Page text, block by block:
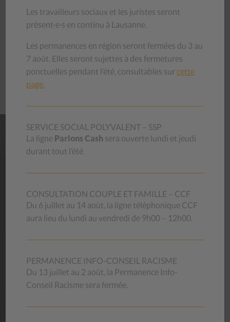
Convention d'Istanbul, mesures de mise en oeuvre
NOSMAGASINS
Habits, livres, bibelots, meubles, vaisselle… venez découvrir
se renouvelle chaque jour.
En achetant au CSP, vous contribuez à aider des personnes
en difficulté et vous donnez une deuxième vie aux objets,
Découvrez nos magasins
Les travailleurs sociaux et les juristes seront
présent·e·s en continu à Lausanne.
Les permanences en région seront fermées du 3 au
7 août. Elles seront sujettes à des fermetures
ponctuelles pendant l’été, consultables surcette
page.
SERVICE SOCIAL POLYVALENT – SSP
La ligne Parlons Cash sera ouverte lundi et jeudi
durant tout l’été.
CONSULTATION COUPLE ET FAMILLE – CCF
Du 6 juillet au 14 août, la ligne téléphonique CCF
aura lieu du lundi au vendredi de 9h00 – 12h00.
PERMANENCE INFO-CONSEIL RACISME
Du 13 juillet au 2 août, la Permanence Info-
Conseil Racisme sera fermée.